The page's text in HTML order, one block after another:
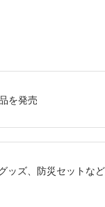
を発売
ッズ、防災セットな